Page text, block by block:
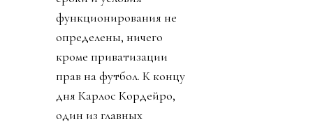
функционирования не
определены, ничего
кроме приватизации
прав на футбол. К концу
дня Карлос Кордейро,
один из главных